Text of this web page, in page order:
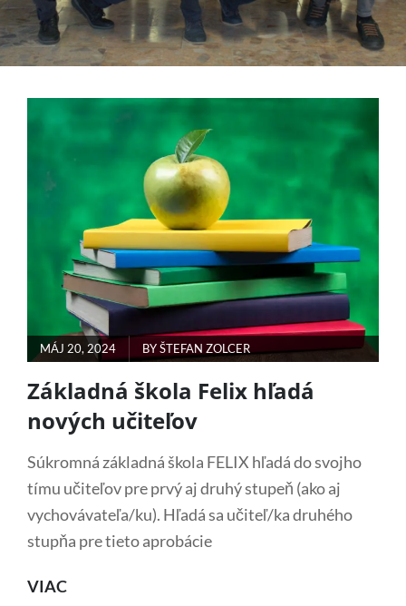
POSTED
ON
MÁJ 20, 2024 BYŠTEFAN ZOLCER
Základná škola Felix hľadá
nových učiteľov
Súkromná základná škola FELIX hľadá do svojho
tímu učiteľov pre prvý aj druhý stupeň (ako aj
vychovávateľa/ku). Hľadá sa učiteľ/ka druhého
stupňa pre tieto aprobácie
VIACZÁKLADNÁ